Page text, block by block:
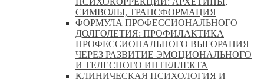
СИМВОЛЫ, ТРАНСФОРМАЦИЯ
ФОРМУЛА ПРОФЕССИОНАЛЬНОГО
ДОЛГОЛЕТИЯ: ПРОФИЛАКТИКА
ПРОФЕССИОНАЛЬНОГО ВЫГОРАНИЯ
ЧЕРЕЗ РАЗВИТИЕ ЭМОЦИОНАЛЬНОГО
И ТЕЛЕСНОГО ИНТЕЛЛЕКТА
КЛИНИЧЕСКАЯ ПСИХОЛОГИЯ И